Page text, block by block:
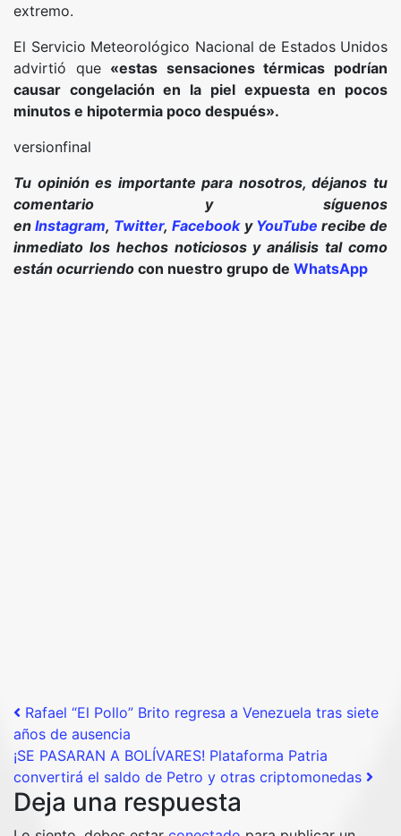
extremo.
El Servicio Meteorológico Nacional de Estados Unidos
advirtió que «estas sensaciones térmicas podrían
causar congelación en la piel expuesta en pocos
minutos e hipotermia poco después».
versionfinal
Tu opinión es importante para nosotros, déjanos tu
comentario y síguenos
enInstagram, Twitter,Facebooky YouTube recibe de
inmediato los hechos noticiosos y análisis tal como
están ocurriendo con nuestro grupo de WhatsApp
Post navigation
Rafael “El Pollo” Brito regresa a Venezuela tras siete
años de ausencia
¡SE PASARAN A BOLÍVARES! Plataforma Patria
convertirá el saldo de Petro y otras criptomonedas
Deja una respuesta